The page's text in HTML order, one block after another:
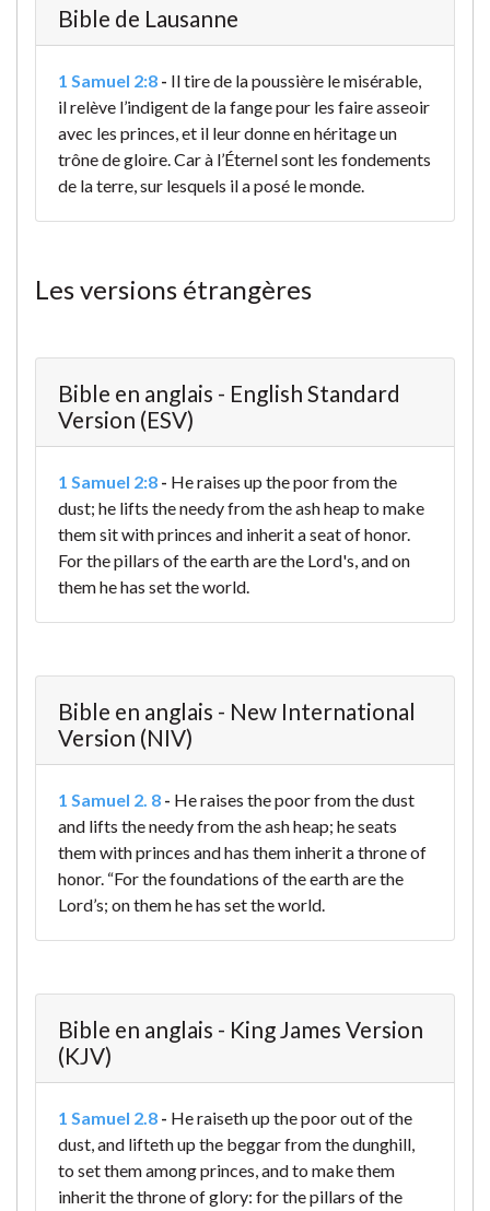
Bible de Lausanne
1 Samuel 2:8 - Il tire de la poussière le misérable,
il relève l’indigent de la fange pour les faire asseoir
avec les princes, et il leur donne en héritage un
trône de gloire. Car à l’Éternel sont les fondements
de la terre, sur lesquels il a posé le monde.
Les versions étrangères
Bible en anglais - English Standard
Version (ESV)
1 Samuel 2:8 - He raises up the poor from the
dust; he lifts the needy from the ash heap to make
them sit with princes and inherit a seat of honor.
For the pillars of the earth are the Lord's,and on
them he has set the world.
Bible en anglais - New International
Version (NIV)
1 Samuel 2. 8 - He raises the poor from the dust
and lifts the needy from the ash heap; he seats
them with princes and has them inherit a throne of
honor. “For the foundations of the earth are the
Lord’s; on them he has set the world.
Bible en anglais - King James Version
(KJV)
1 Samuel 2.8 - He raiseth up the poor out of the
dust, and lifteth up the beggar from the dunghill,
to set them among princes, and to make them
inherit the throne of glory: for the pillars of the